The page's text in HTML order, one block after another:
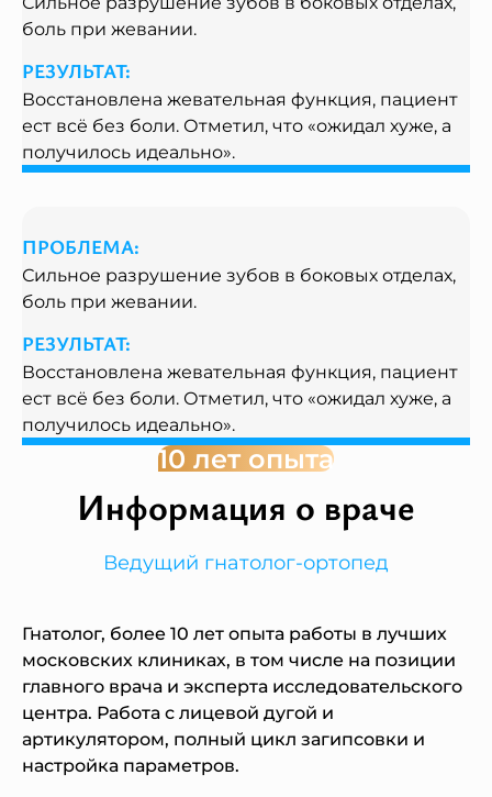
боль при жевании.
РЕЗУЛЬТАТ:
Восстановлена жевательная функция, пациент
ест всё без боли. Отметил, что «ожидал хуже, а
получилось идеально».
ПРОБЛЕМА:
Сильное разрушение зубов в боковых отделах,
боль при жевании.
РЕЗУЛЬТАТ:
Восстановлена жевательная функция, пациент
ест всё без боли. Отметил, что «ожидал хуже, а
получилось идеально».
10 лет опыта
Информация о враче
Ведущий гнатолог-ортопед
Гнатолог, более 10 лет опыта работы в лучших
московских клиниках, в том числе на позиции
главного врача и эксперта исследовательского
центра. Работа с лицевой дугой и
артикулятором, полный цикл загипсовки и
настройка параметров.